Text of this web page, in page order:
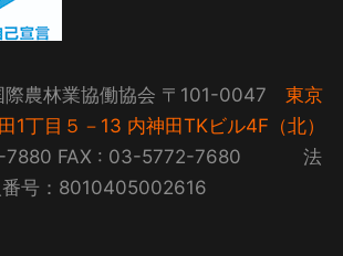
際農林業協働協会 〒101-0047 東京
1丁目５－13 内神田TKビル4F（北）
7880 FAX : 03-5772-7680 法
番号：8010405002616